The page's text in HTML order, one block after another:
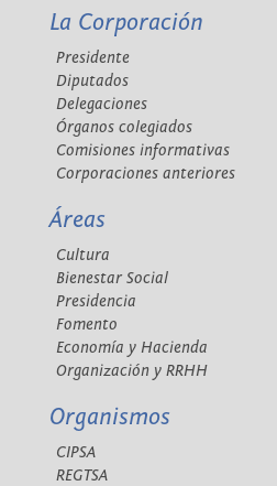
La Corporación
Presidente
Diputados
Delegaciones
Órganos colegiados
Comisiones informativas
Corporaciones anteriores
Áreas
Cultura
Bienestar Social
Presidencia
Fomento
Economía y Hacienda
Organización y RRHH
Organismos
CIPSA
REGTSA